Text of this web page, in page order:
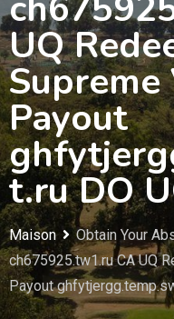
UQ
Supreme
Payout
t.ru DO
Maison
Obtain Your
ch675925.tw1.ru CA UQ
Payout